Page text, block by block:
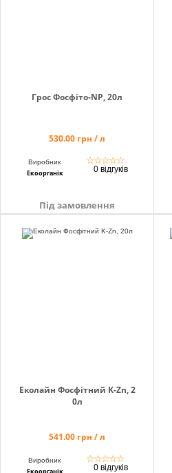
Грос Фосфіто-NP, 20л
530.00 грн / л
Виробник
Екоорганік
☆☆☆☆☆
0 відгуків
Під замовлення
Еколайн Фосфітний K-Zn, 2
0л
541.00 грн / л
Виробник
Екоорганік
☆☆☆☆☆
0 відгуків